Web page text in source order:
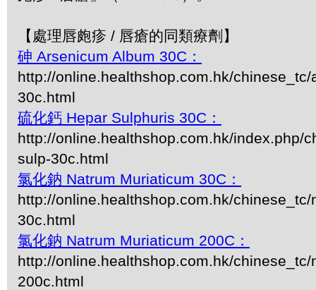
【處理唇皰疹 / 唇瘡的同類療劑】
砷 Arsenicum Album 30C：
http://online.healthshop.com.hk/
30c.html
硫化鈣 Hepar Sulphuris 30C：
http://online.healthshop.com.hk/index.php/
sulp-30c.html
氯化鈉 Natrum Muriaticum 30C：
http://online.healthshop.com.hk/
30c.html
氯化鈉 Natrum Muriaticum 200C：
http://online.healthshop.com.hk/
200c.html